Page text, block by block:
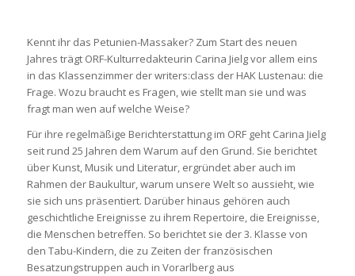
Kennt ihr das Petunien-Massaker? Zum Start des neuen
Jahres trägt ORF-Kulturredakteurin Carina Jielg vor allem eins
in das Klassenzimmer der writers:class der HAK Lustenau: die
Frage. Wozu braucht es Fragen, wie stellt man sie und was
fragt man wen auf welche Weise?
Für ihre regelmäßige Berichterstattung im ORF geht Carina Jielg
seit rund 25 Jahren dem Warum auf den Grund. Sie berichtet
über Kunst, Musik und Literatur, ergründet aber auch im
Rahmen der Baukultur, warum unsere Welt so aussieht, wie
sie sich uns präsentiert. Darüber hinaus gehören auch
geschichtliche Ereignisse zu ihrem Repertoire, die Ereignisse,
die Menschen betreffen. So berichtet sie der 3. Klasse von
den Tabu-Kindern, die zu Zeiten der französischen
Besatzungstruppen auch in Vorarlberg aus